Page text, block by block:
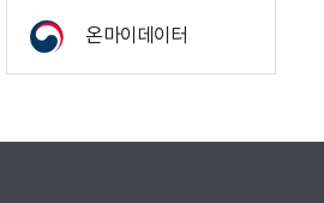
온마이데이터